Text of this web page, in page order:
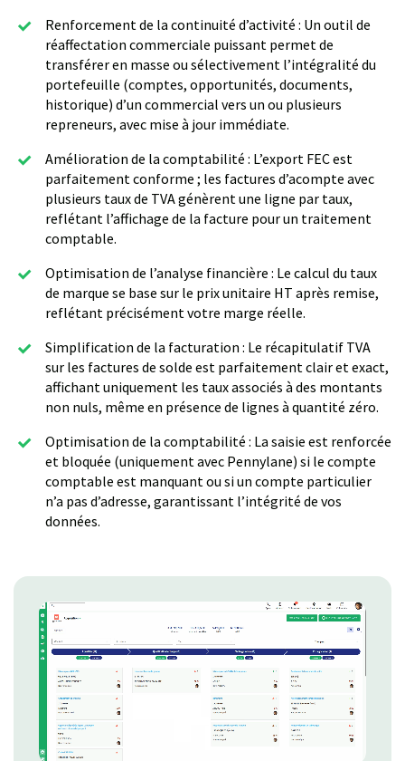
Renforcement de la continuité d’activité : Un outil de
réaffectation commerciale puissant permet de
transférer en masse ou sélectivement l’intégralité du
portefeuille (comptes, opportunités, documents,
historique) d’un commercial vers un ou plusieurs
repreneurs, avec mise à jour immédiate.
Amélioration de la comptabilité : L’export FEC est
parfaitement conforme ; les factures d’acompte avec
plusieurs taux de TVA génèrent une ligne par taux,
reflétant l’affichage de la facture pour un traitement
comptable.
Optimisation de l’analyse financière : Le calcul du taux
de marque se base sur le prix unitaire HT après remise,
reflétant précisément votre marge réelle.
Simplification de la facturation : Le récapitulatif TVA
sur les factures de solde est parfaitement clair et exact,
affichant uniquement les taux associés à des montants
non nuls, même en présence de lignes à quantité zéro.
Optimisation de la comptabilité : La saisie est renforcée
et bloquée (uniquement avec Pennylane) si le compte
comptable est manquant ou si un compte particulier
n’a pas d’adresse, garantissant l’intégrité de vos
données.